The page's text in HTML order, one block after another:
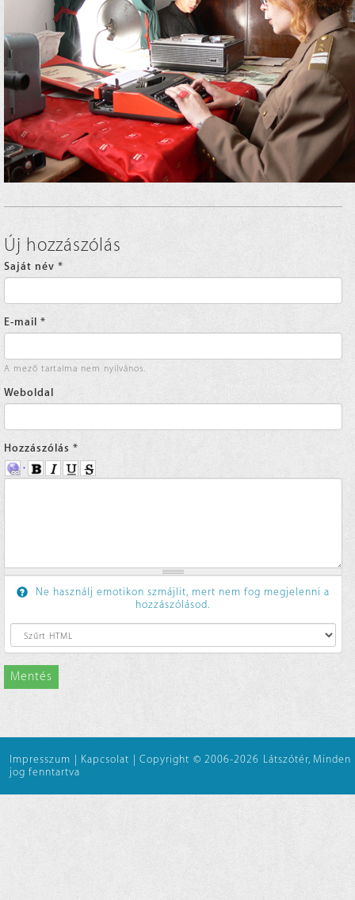
Új hozzászólás
Saját név *
E-mail *
A mező tartalma nem nyilvános.
Weboldal
Hozzászólás *
Ne használj emotikon szmájlit, mert nem fog megjelenni a
hozzászólásod.
Mentés
Impresszum | Kapcsolat | Copyright © 2006-2026 Látszótér, Minden
jog fenntartva